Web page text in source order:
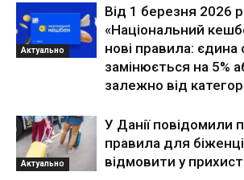
Актуально
Від 1 березня 2026
«Національний
нові правила: єдина
замінюється на 5%
залежно від
Актуально
У Данії повідомили
правила для
відмовити у